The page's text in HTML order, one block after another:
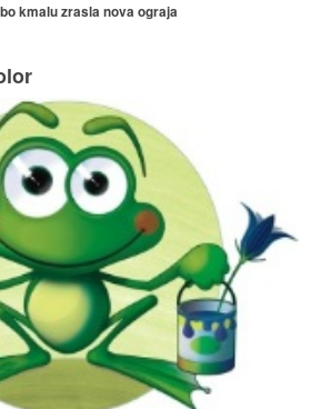
kmalu zrasla nova ograja